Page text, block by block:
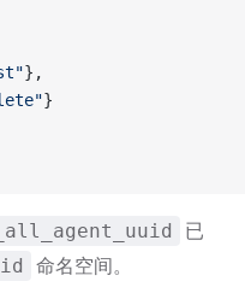
},
}
已
命名空间。